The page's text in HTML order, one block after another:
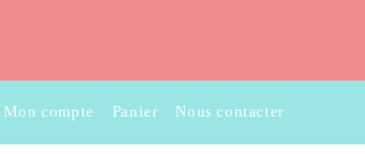
Mon compte Panier Nous contacter